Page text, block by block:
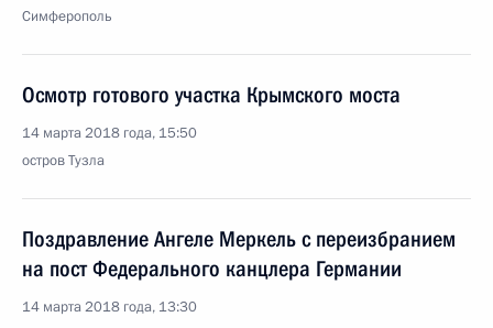
Симферополь
Осмотр готового участка Крымского моста
14 марта 2018 года, 15:50
остров Тузла
Поздравление Ангеле Меркель с переизбранием
на пост Федерального канцлера Германии
14 марта 2018 года, 13:30